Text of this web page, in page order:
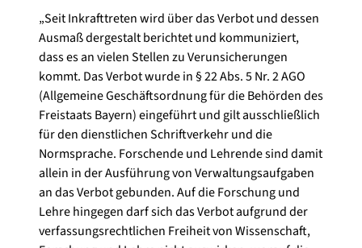
„Seit Inkrafttreten wird über das Verbot und dessen
Ausmaß dergestalt berichtet und kommuniziert,
dass es an vielen Stellen zu Verunsicherungen
kommt. Das Verbot wurde in § 22 Abs. 5 Nr. 2 AGO
(Allgemeine Geschäftsordnung für die Behörden des
Freistaats Bayern) eingeführt und gilt ausschließlich
für den dienstlichen Schriftverkehr und die
Normsprache. Forschende und Lehrende sind damit
allein in der Ausführung von Verwaltungsaufgaben
an das Verbot gebunden. Auf die Forschung und
Lehre hingegen darf sich das Verbot aufgrund der
verfassungsrechtlichen Freiheit von Wissenschaft,